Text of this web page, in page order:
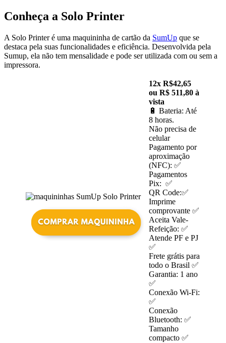
Conheça a Solo Printer
A Solo Printer é uma maquininha de cartão da SumUp que se
destaca pela suas funcionalidades e eficiência. Desenvolvida pela
Sumup, ela não tem mensalidade e pode ser utilizada com ou sem a
impressora.
12x R$42,65
ou R$ 511,80 à
vista
🔋 Bateria: Até
8 horas.
Não precisa de
celular
Pagamento por
aproximação
(NFC): ✅
Pagamentos
Pix: ✅
QR Code:✅
Imprime
comprovante ✅
Aceita Vale-
Refeição: ✅
Atende PF e PJ
✅
Frete grátis para
todo o Brasil ✅
Garantia: 1 ano
✅
Conexão Wi-Fi:
✅
Conexão
Bluetooth: ✅
Tamanho
compacto ✅